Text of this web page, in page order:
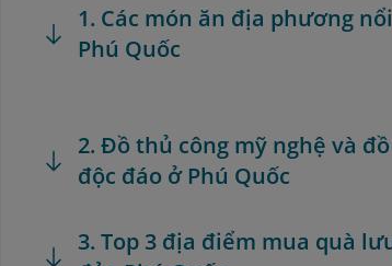
1. Các món ăn địa phương
Phú Quốc
2. Đồ thủ công mỹ nghệ và
độc đáo ở Phú Quốc
3. Top 3 địa điểm mua quà